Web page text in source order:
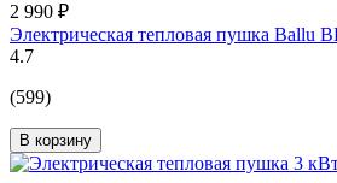
2 990 ₽
Электрическая тепловая пушка Ballu
4.7
(599)
В корзину